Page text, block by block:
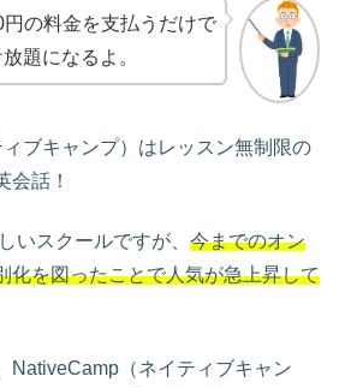
の料金を支払うだけで
題になるよ。
ブキャンプ）はレッスン無制限の
会話！
いスクールですが、 今までのオン
化を図ったことで人気が急上昇して
NativeCamp（ネイティブキャン